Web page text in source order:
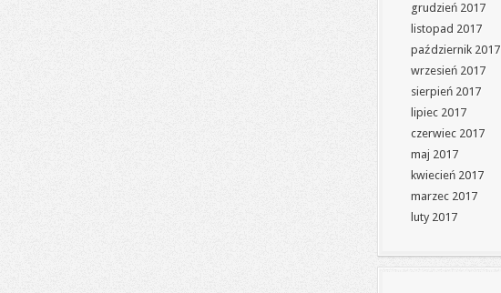
grudzień 2017
listopad 2017
październik 2017
wrzesień 2017
sierpień 2017
lipiec 2017
czerwiec 2017
maj 2017
kwiecień 2017
marzec 2017
luty 2017